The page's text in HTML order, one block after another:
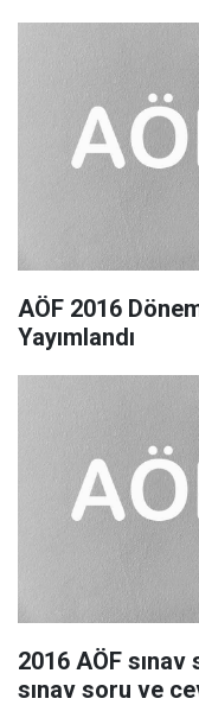
AÖF 2016
Yayımlandı
2016 AÖF
sınav soru ve